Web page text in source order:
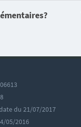
du 21/07/2017
05/2016